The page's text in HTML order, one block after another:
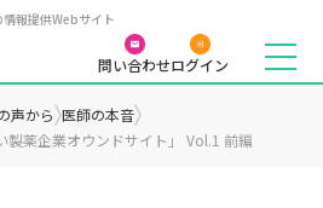
報提供Webサイト
問い合わせログイン
声から 医師の本音
製薬企業オウンドサイト」 Vol.1 前編